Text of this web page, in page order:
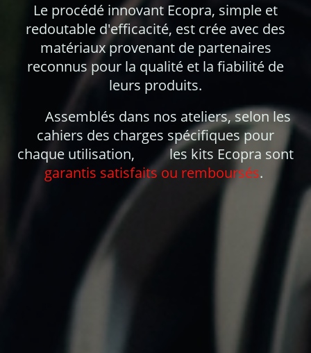
Le procédé innovant Ecopra, simple et
redoutable d'efficacité, est crée avec des
matériaux provenant de partenaires
reconnus pour la qualité et la fiabilité de
leurs produits.
Assemblés dans nos ateliers, selon les
cahiers des charges spécifiques pour
chaque utilisation, les kits Ecopra sont
garantis satisfaits ou remboursés.